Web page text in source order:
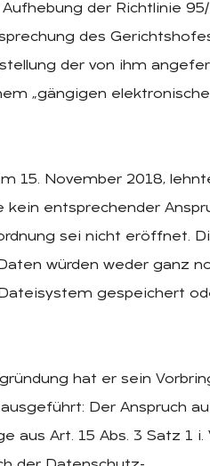
der Richtlinie
des
der von ihm
„gängigen
15. November 2018,
entsprechender
sei nicht eröffnet.
würden weder ganz
gespeichert
hat er sein
Der Anspruch
aus Art. 15 Abs. 3 Satz 1 i.